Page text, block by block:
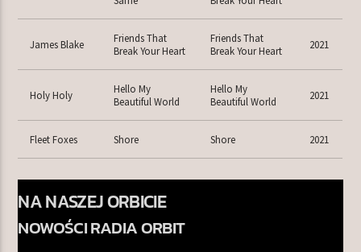
James Blake
Friends That
Break Your Heart
Friends That
Break Your Heart
2021
Holy Holy
Hello My
Beautiful World
Hello My
Beautiful World
2021
Fleet Foxes Shore Shore 2021
NA NASZEJ ORBICIE
NOWOŚCI RADIA ORBIT